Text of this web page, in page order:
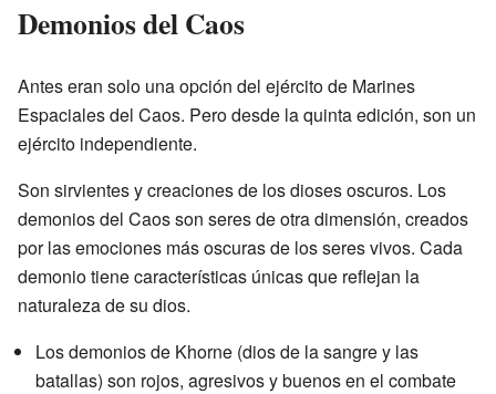
Demonios del Caos
Antes eran solo una opción del ejército de Marines
Espaciales del Caos. Pero desde la quinta edición, son un
ejército independiente.
Son sirvientes y creaciones de los dioses oscuros. Los
demonios del Caos son seres de otra dimensión, creados
por las emociones más oscuras de los seres vivos. Cada
demonio tiene características únicas que reflejan la
naturaleza de su dios.
Los demonios de Khorne (dios de la sangre y las
batallas) son rojos, agresivos y buenos en el combate